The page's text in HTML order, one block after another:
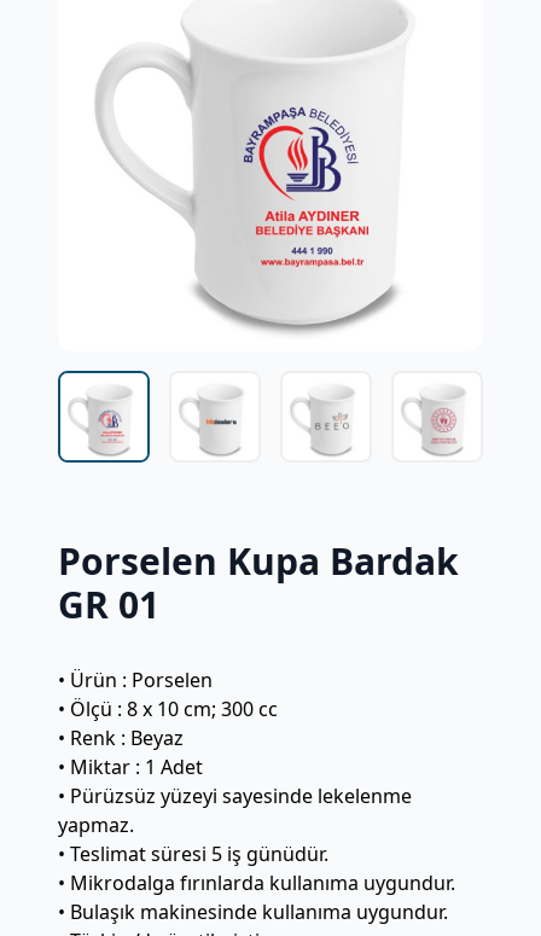
Porselen Kupa Bardak
GR 01
• Ürün : Porselen
• Ölçü : 8 x 10 cm; 300 cc
• Renk : Beyaz
• Miktar : 1 Adet
• Pürüzsüz yüzeyi sayesinde lekelenme
yapmaz.
• Teslimat süresi 5 iş günüdür.
• Mikrodalga fırınlarda kullanıma uygundur.
• Bulaşık makinesinde kullanıma uygundur.